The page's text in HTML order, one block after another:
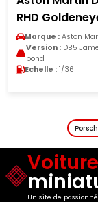
RHD
Marque : Aston
Version :DB5
bond
Echelle : 1/36
Voiture
Un site de